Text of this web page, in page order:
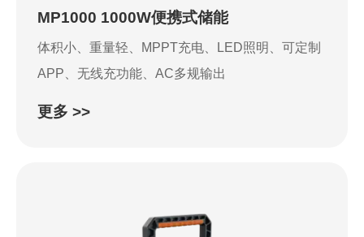
MP1000 1000W便携式储能
体积小、重量轻、MPPT充电、LED照明、可定制
APP、无线充功能、AC多规输出
更多 >>